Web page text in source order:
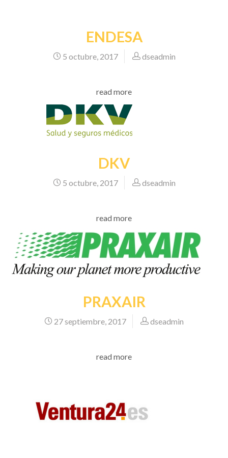
ENDESA
5 octubre, 2017 dseadmin
read more
DKV
5 octubre, 2017 dseadmin
read more
PRAXAIR
27 septiembre, 2017 dseadmin
read more